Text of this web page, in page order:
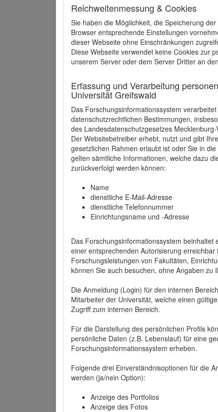
Reichweitenmessung & Cookies
Sie haben die Möglichkeit, die Speicherung
Browser entsprechende Einstellungen
dieser Webseite ohne Einschränkungen
Diese Webseite verwendet keine Cookies zur
unserem Server oder dem Server Dritter an
Erfassung und Verarbeitung
Universität Greifswald
Das Forschungsinformationssystem
datenschutzrechtlichen Bestimmungen,
des Landesdatenschutzgesetzes
Der Websitebetreiber erhebt, nutzt und gibt
gesetzlichen Rahmen erlaubt ist oder Sie in
gelten sämtliche Informationen, welche dazu
zurückverfolgt werden können:
Name
dienstliche E-Mail-Adresse
dienstliche Telefonnummer
Einrichtungsname und -Adresse
Das Forschungsinformationssystem beinhaltet
einer entsprechenden Autorisierung
Forschungsleistungen von Fakultäten,
können Sie auch besuchen, ohne Angaben zu
Die Anmeldung (Login) für den internen
Mitarbeiter der Universität, welche einen
Zugriff zum internen Bereich.
Für die Darstellung des persönlichen Profils
persönliche Daten (z.B. Lebenslauf) für eine
Forschungsinformationssystem erheben.
Folgende drei Einverständnisoptionen für die
werden (ja/nein Option):
Anzeige des Portfolios
Anzeige des Fotos